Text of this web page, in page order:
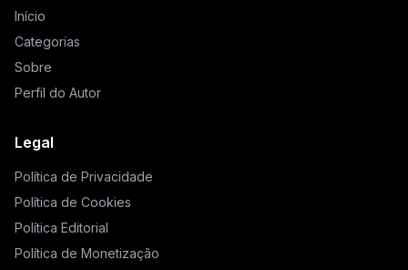
Início
Categorias
Sobre
Perfil do Autor
Legal
Política de Privacidade
Política de Cookies
Política Editorial
Política de Monetização